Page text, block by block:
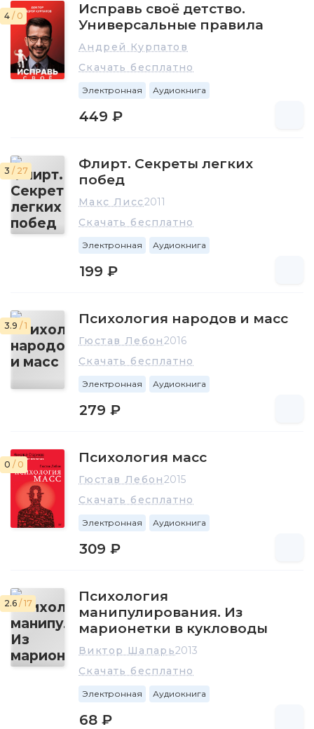
4 / 0
Исправь своё детство.
Универсальные правила
Андрей Курпатов
Скачать бесплатно
Электронная Аудиокнига
449 ₽
3 / 27
Флирт. Секреты легких
побед
Макс Лисс2011
Скачать бесплатно
Электронная Аудиокнига
199 ₽
3.9 / 1 Психология народов и масс
Гюстав Лебон2016
Скачать бесплатно
Электронная Аудиокнига
279 ₽
0 / 0 Психология масс
Гюстав Лебон2015
Скачать бесплатно
Электронная Аудиокнига
309 ₽
2.6 / 17
Психология
манипулирования. Из
марионетки в кукловоды
Виктор Шапарь2013
Скачать бесплатно
Электронная Аудиокнига
68 ₽